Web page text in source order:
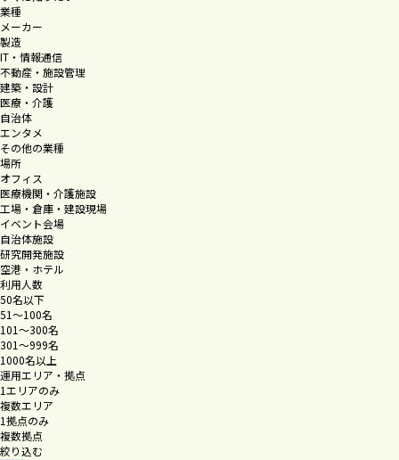
業種
メーカー
製造
IT・情報通信
不動産・施設管理
建築・設計
医療・介護
自治体
エンタメ
その他の業種
場所
オフィス
医療機関・介護施設
工場・倉庫・建設現場
イベント会場
自治体施設
研究開発施設
空港・ホテル
利用人数
50名以下
51〜100名
101〜300名
301〜999名
1000名以上
運用エリア・拠点
1エリアのみ
複数エリア
1拠点のみ
複数拠点
絞り込む